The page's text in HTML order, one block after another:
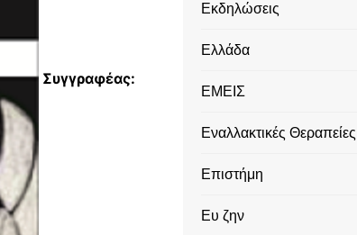
Συγγραφέας:
Εκδηλώσεις
Ελλάδα
ΕΜΕΙΣ
Εναλλακτικές Θεραπείες
Επιστήμη
Ευ ζην